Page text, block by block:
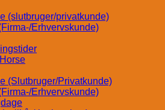
(slutbruger/privatkunde)
Erhvervskunde)
(Slutbruger/Privatkunde)
Erhvervskunde)